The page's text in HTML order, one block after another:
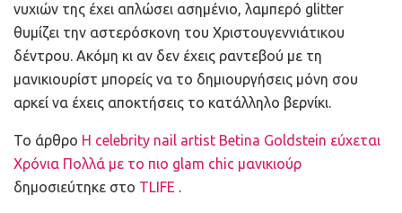
νυχιών της έχει απλώσει ασημένιο, λαμπερό glitter
θυμίζει την αστερόσκονη του Χριστουγεννιάτικου
δέντρου. Ακόμη κι αν δεν έχεις ραντεβού με τη
μανικιουρίστ μπορείς να το δημιουργήσεις μόνη σου
αρκεί να έχεις αποκτήσεις το κατάλληλο βερνίκι.
To άρθρο Η celebrity nail artist Betina Goldstein εύχεται
Χρόνια Πολλά με το πιο glam chic μανικιούρ
δημοσιεύτηκε στο TLIFE .